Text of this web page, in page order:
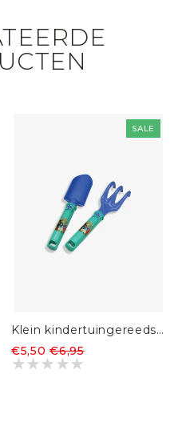
SALE
Klein kindertuingereedschap schepje en harkje (set van 2)
€5,50€6,95